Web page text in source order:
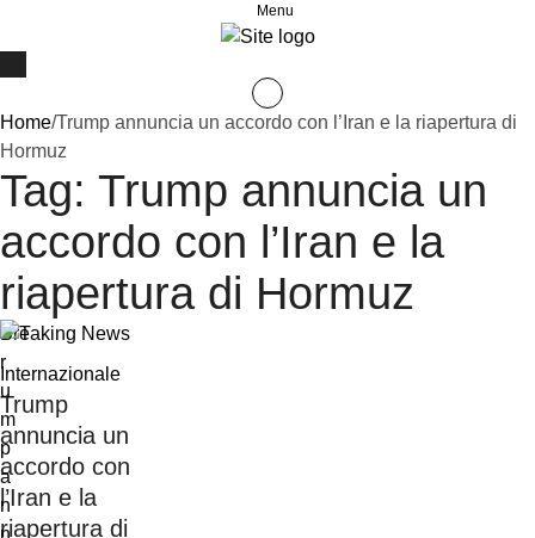
Menu
Home/Trump annuncia un accordo con l’Iran e la riapertura di
Hormuz
Tag: Trump annuncia un
accordo con l’Iran e la
riapertura di Hormuz
Breaking News
Internazionale
Trump
annuncia un
accordo con
l’Iran e la
riapertura di